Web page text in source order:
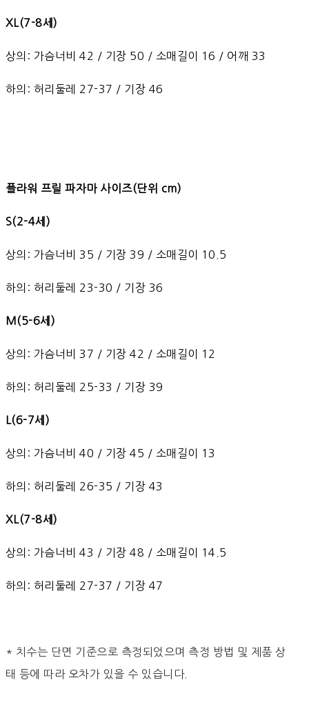
XL(7-8세)
상의: 가슴너비 42 / 기장 50 / 소매길이 16 / 어깨 33
하의: 허리둘레 27-37 / 기장 46
플라워 프릴 파자마 사이즈(단위 cm)
S(2-4세)
상의: 가슴너비 35 / 기장 39 / 소매길이 10.5
하의: 허리둘레 23-30 / 기장 36
M(5-6세)
상의: 가슴너비 37 / 기장 42 / 소매길이 12
하의: 허리둘레 25-33 / 기장 39
L(6-7세)
상의: 가슴너비 40 / 기장 45 / 소매길이 13
하의: 허리둘레 26-35 / 기장 43
XL(7-8세)
상의: 가슴너비 43 / 기장 48 / 소매길이 14.5
하의: 허리둘레 27-37 / 기장 47
* 치수는 단면 기준으로 측정되었으며 측정 방법 및 제품 상
태 등에 따라 오차가 있을 수 있습니다.